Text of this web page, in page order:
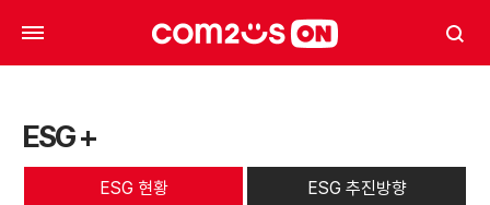
ESG +
ESG 현황 ESG 추진방향